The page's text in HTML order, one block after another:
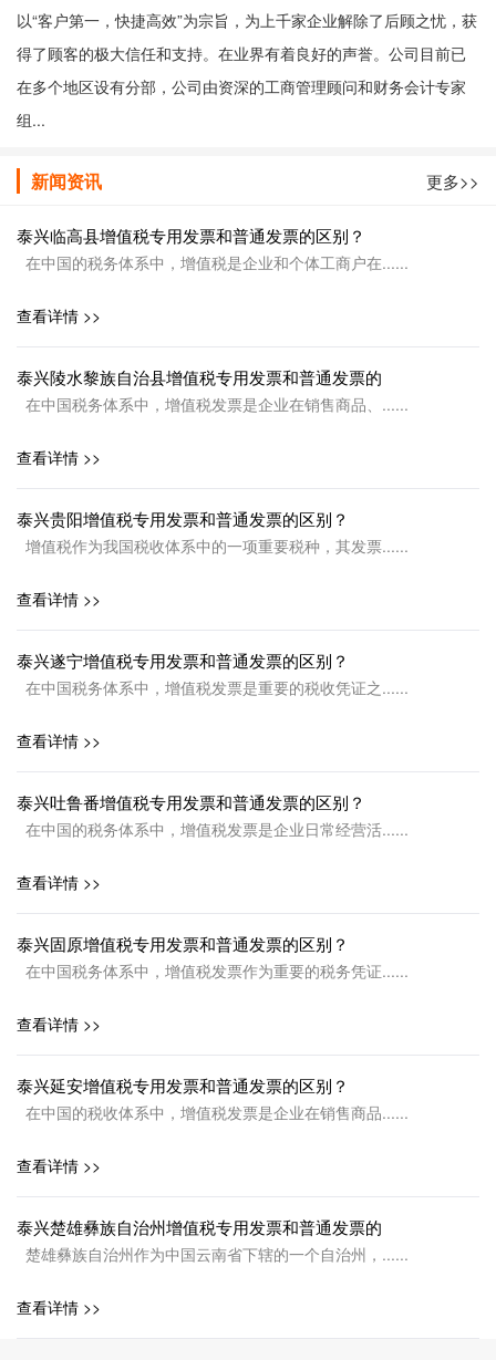
以“客户第一，快捷高效”为宗旨，为上千家企业解除了后顾之忧，获
得了顾客的极大信任和支持。在业界有着良好的声誉。公司目前已
在多个地区设有分部，公司由资深的工商管理顾问和财务会计专家
组...
新闻资讯 更多>>
泰兴临高县增值税专用发票和普通发票的区别？
在中国的税务体系中，增值税是企业和个体工商户在......
查看详情 >>
泰兴陵水黎族自治县增值税专用发票和普通发票的
在中国税务体系中，增值税发票是企业在销售商品、......
查看详情 >>
泰兴贵阳增值税专用发票和普通发票的区别？
增值税作为我国税收体系中的一项重要税种，其发票......
查看详情 >>
泰兴遂宁增值税专用发票和普通发票的区别？
在中国税务体系中，增值税发票是重要的税收凭证之......
查看详情 >>
泰兴吐鲁番增值税专用发票和普通发票的区别？
在中国的税务体系中，增值税发票是企业日常经营活......
查看详情 >>
泰兴固原增值税专用发票和普通发票的区别？
在中国税务体系中，增值税发票作为重要的税务凭证......
查看详情 >>
泰兴延安增值税专用发票和普通发票的区别？
在中国的税收体系中，增值税发票是企业在销售商品......
查看详情 >>
泰兴楚雄彝族自治州增值税专用发票和普通发票的
楚雄彝族自治州作为中国云南省下辖的一个自治州，......
查看详情 >>